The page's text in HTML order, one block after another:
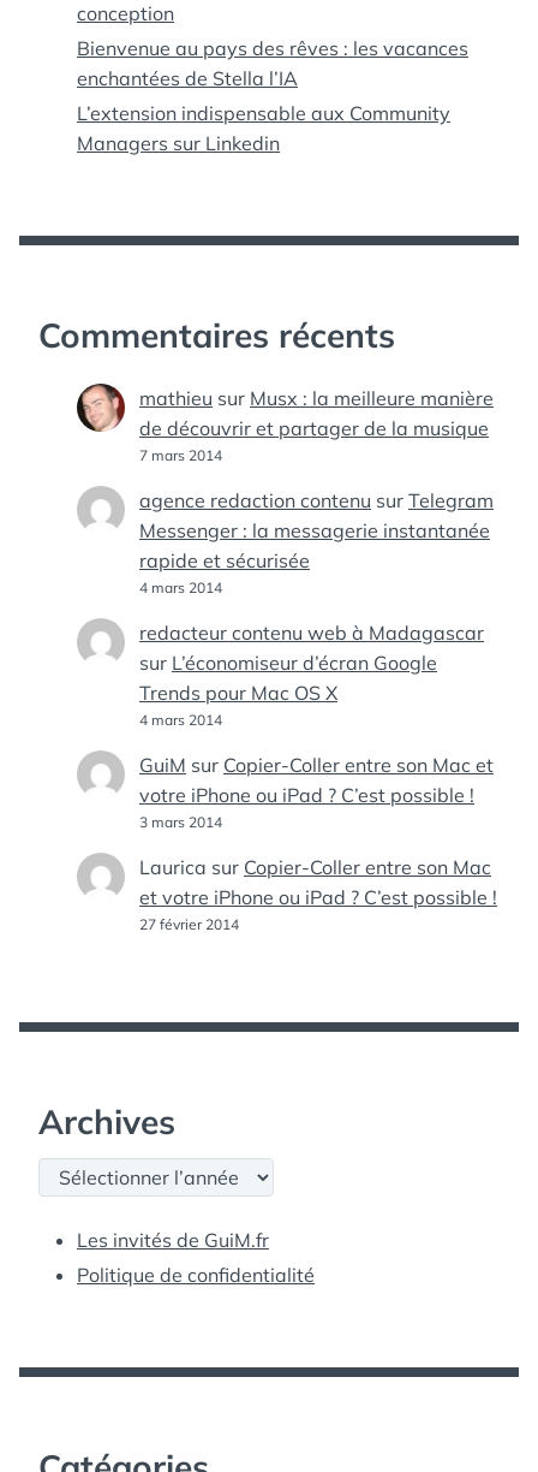
conception
Bienvenue au pays des rêves : les vacances
enchantées de Stella l’IA
L’extension indispensable aux Community
Managers sur Linkedin
Commentaires récents
mathieu sur Musx : la meilleure manière
de découvrir et partager de la musique
7 mars 2014
agence redaction contenu sur Telegram
Messenger : la messagerie instantanée
rapide et sécurisée
4 mars 2014
redacteur contenu web à Madagascar
sur L’économiseur d’écran Google
Trends pour Mac OS X
4 mars 2014
GuiM sur Copier-Coller entre son Mac et
votre iPhone ou iPad ? C’est possible !
3 mars 2014
Laurica sur Copier-Coller entre son Mac
et votre iPhone ou iPad ? C’est possible !
27 février 2014
Archives
Archives
Les invités de GuiM.fr
Politique de confidentialité